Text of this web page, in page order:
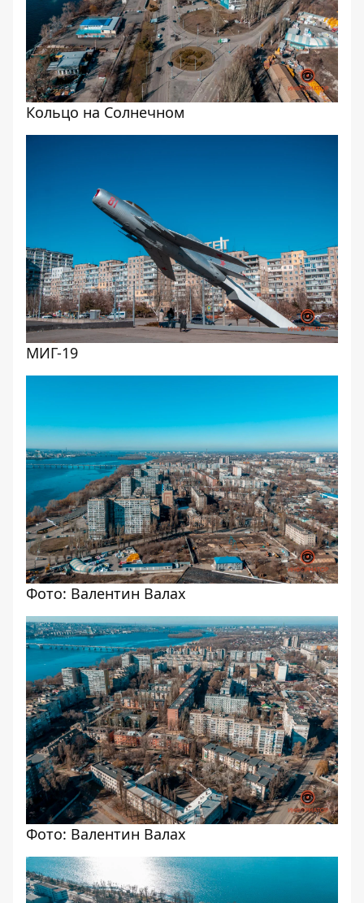
Кольцо на Солнечном
МИГ-19
Фото: Валентин Валах
Фото: Валентин Валах